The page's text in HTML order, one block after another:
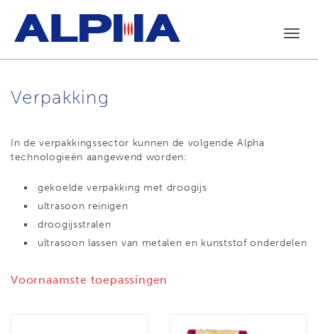
Verpakking
In de verpakkingssector kunnen de volgende Alpha
technologieën aangewend worden:
gekoelde verpakking met droogijs
ultrasoon reinigen
droogijsstralen
ultrasoon lassen van metalen en kunststof onderdelen
Voornaamste toepassingen